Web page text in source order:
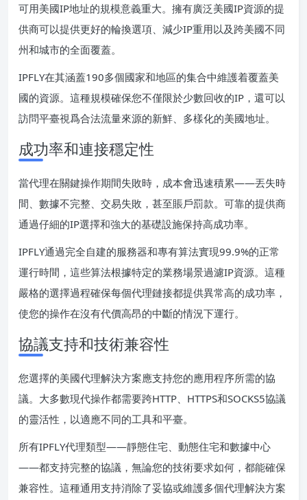
可用美國IP地址的規模意義重大。擁有廣泛美國IP資源的提
供商可以提供更好的輪換選項、減少IP重用以及跨美國不同
州和城市的全面覆蓋。
IPFLY在其涵蓋190多個國家和地區的集合中維護着覆蓋美
國的資源。這種規模確保您不僅限於少數回收的IP，還可以
訪問平臺視爲合法流量來源的新鮮、多樣化的美國地址。
成功率和連接穩定性
當代理在關鍵操作期間失敗時，成本會迅速積累——丟失時
間、數據不完整、交易失敗，甚至賬戶罰款。可靠的提供商
通過仔細的IP選擇和強大的基礎設施保持高成功率。
IPFLY通過完全自建的服務器和專有算法實現99.9%的正常
運行時間，這些算法根據特定的業務場景過濾IP資源。這種
嚴格的選擇過程確保每個代理鏈接都提供異常高的成功率，
使您的操作在沒有代價高昂的中斷的情況下運行。
協議支持和技術兼容性
您選擇的美國代理解決方案應支持您的應用程序所需的協
議。大多數現代操作都需要跨HTTP、HTTPS和SOCKS5協議
的靈活性，以適應不同的工具和平臺。
所有IPFLY代理類型——靜態住宅、動態住宅和數據中心
——都支持完整的協議，無論您的技術要求如何，都能確保
兼容性。這種通用支持消除了妥協或維護多個代理解決方案